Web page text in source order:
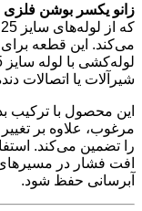
زانو یکسر بوشن فلزی 25*1/2 اینچ آذین
می‌کند. این قطعه
شیرآلات یا اتصالات
را تضمین می‌کند.
افت فشار در
آبرسانی حفظ شود.